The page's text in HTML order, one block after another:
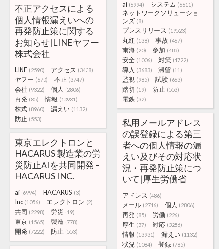
ai (6994) システム (6611)
ネットワークソリューショ
ンズ (8)
プレスリリース (19523)
丸紅 (138) 事故 (467)
南海 (20) 参加 (483)
安全 (1006) 対策 (4722)
導入 (3683) 滞留 (11)
監視 (985) 試験 (663)
踏切 (19) 防止 (553)
電鉄 (32)
不正アクセスによる
個人情報漏えいへの
再発防止策に関する
お知らせ|LINEヤフー
株式会社
LINE (2590) アクセス (3438)
ヤフー (670) 不正 (3747)
会社 (9322) 個人 (2806)
再発 (85) 情報 (13931)
株式 (8960) 漏えい (1132)
防止 (553)
私用メールアドレス
の誤登録による第三
者への個人情報の漏
えい及びその対応状
況・再発防止策につ
いて|厚生労働省
アドレス (486)
メール (2716) 個人 (2806)
再発 (85) 労働 (226)
厚生 (57) 対応 (5286)
情報 (13931) 漏えい (1132)
状況 (1084) 登録 (785)
東京エレクトロンと
HACARUS 製造業の労
災防止AIを共同開発 –
HACARUS INC.
ai (6994) HACARUS (3)
Inc (1056) エレクトロン (2)
共同 (2298) 労災 (19)
東京 (1565) 製造 (778)
開発 (7222) 防止 (553)